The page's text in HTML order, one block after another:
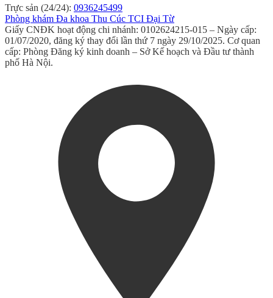
Trực sản (24/24): 0936245499
Phòng khám Đa khoa Thu Cúc TCI Đại Từ
Giấy CNĐK hoạt động chi nhánh: 0102624215-015 – Ngày cấp:
01/07/2020, đăng ký thay đổi lần thứ 7 ngày 29/10/2025. Cơ quan
cấp: Phòng Đăng ký kinh doanh – Sở Kế hoạch và Đầu tư thành
phố Hà Nội.